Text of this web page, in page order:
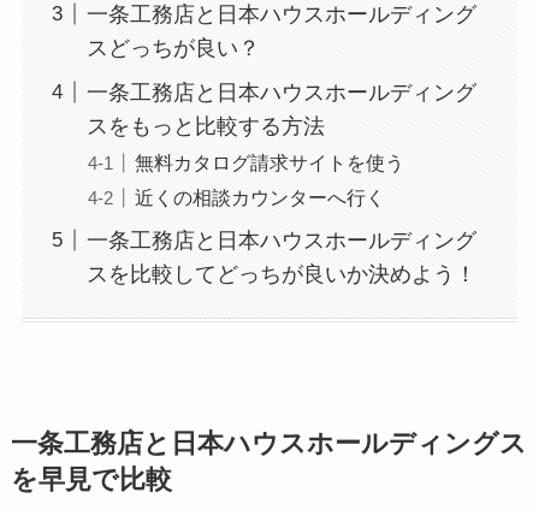
一条工務店と日本ハウスホールディング
スどっちが良い？
一条工務店と日本ハウスホールディング
スをもっと比較する方法
無料カタログ請求サイトを使う
近くの相談カウンターへ行く
一条工務店と日本ハウスホールディング
スを比較してどっちが良いか決めよう！
一条工務店と日本ハウスホールディングス
を早見で比較